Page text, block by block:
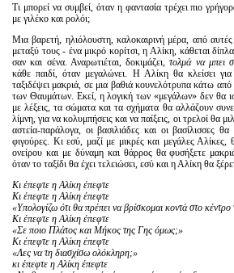
Τι μπορεί να συμβεί, όταν η φαντασία τρέχει πιο
με γιλέκο και ρολόι;
Μια βαρετή, ηλιόλουστη, καλοκαιρινή μέρα, από
μεταξύ τους - ένα μικρό κορίτσι, η Αλίκη, κάθεται
σαν και σένα. Αναρωτιέται, δοκιμάζει,τολμά να μπει
κάθε παιδί, όταν μεγαλώνει. Η Αλίκη θα κλείσει
ταξιδέψει μακριά, σε μια βαθιά κουνελότρυπα κάτω
των Θαυμάτων. Εκεί, η λογική των «μεγάλων» δεν θα
με λέξεις, τα σώματα και τα σχήματα θα αλλάζουν
λίμνη, για να κολυμπήσεις και να παίξεις, οι τρελοί θα
αστεία-παράλογα, οι βασιλιάδες και οι βασίλισσες
φιγούρες. Κι εσύ, μαζί με μικρές και μεγάλες
ονείρου και με δύναμη και θάρρος θα φυσήξετε
όταν το ταξίδι θα έχει τελειώσει, εσύ και η Αλίκη θα
Κι έπεφτε η Αλίκη έπεφτε
Κι έπεφτε η Αλίκη έπεφτε
«Υπολογίζω ότι θα πρέπει να βρίσκομαι κοντά στο
Κι έπεφτε η Αλίκη έπεφτε
«Σε ποιο Πλάτος και Μήκος της Γης όμως;»
Κι έπεφτε η Αλίκη έπεφτε
«Λες να τη διασχίσω ολόκληρη;»
κι έπεφτε η Αλίκη έπεφτε